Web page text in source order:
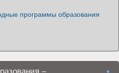
программы образования
–